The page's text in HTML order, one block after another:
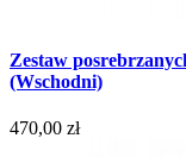
Zestaw
(Wschodni)
470,00 zł